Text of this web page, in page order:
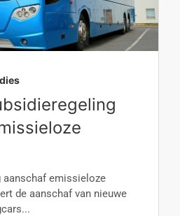
aanschaf emissieloze
de aanschaf van nieuwe